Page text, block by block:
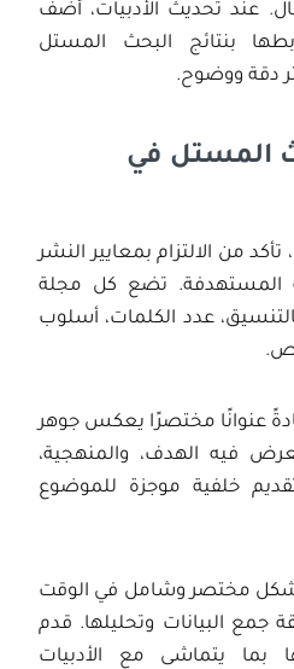
عند تحديث الأدبيات، أضف
بنتائج البحث المستل
دقة ووضوح.
المستل في
من الالتزام بمعايير النشر
المستهدفة. تضع كل مجلة
عدد الكلمات، أسلوب
عنوانًا مختصرًا يعكس جوهر
فيه الهدف، والمنهجية،
تقديم خلفية موجزة للموضوع
بشكل مختصر وشامل في الوقت
البيانات وتحليلها. قدم
بما يتماشى مع الأدبيات